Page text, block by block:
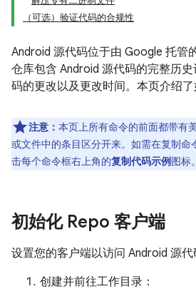
（可选）验证代码的合规性
Android 源代码位于由 Google 托管
仓库包含 Android 源代码的完整历
码的更改以及更改时间。本页介绍了
注意： 本页上所有命令的前面都带有
或文件中的条目区分开来。如需在复制命
击每个命令框右上角的复制代码示例图标。
初始化 Repo 客户端
设置您的客户端以访问 Android 源代
创建并前往工作目录：